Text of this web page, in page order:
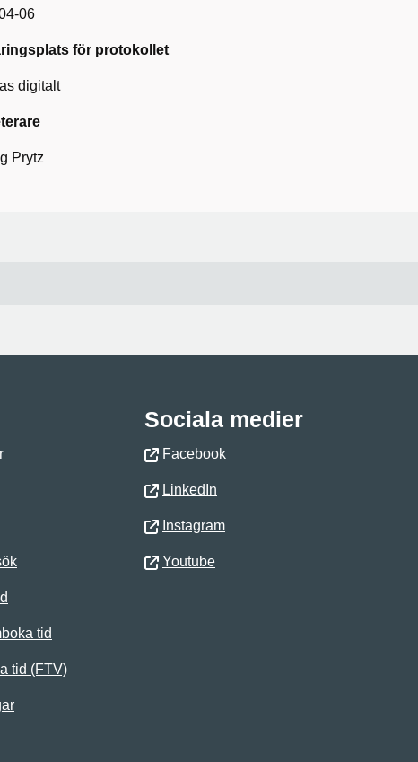
06
för protokollet
digitalt
Prytz
tid
tid (FTV)
Sociala medier
Facebook
LinkedIn
Instagram
Youtube